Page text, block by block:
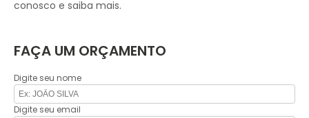
conosco e saiba mais.
FAÇA UM ORÇAMENTO
Digite seu nome
Digite seu email